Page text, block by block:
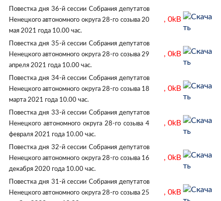
Повестка дня 36-й сессии Собрания депутатов
Ненецкого автономного округа 28-го созыва 20
мая 2021 года 10.00 час.
, 0kB
Повестка дня 35-й сессии Собрания депутатов
Ненецкого автономного округа 28-го созыва 29
апреля 2021 года 10.00 час.
, 0kB
Повестка дня 34-й сессии Собрания депутатов
Ненецкого автономного округа 28-го созыва 18
марта 2021 года 10.00 час.
, 0kB
Повестка дня 33-й сессии Собрания депутатов
Ненецкого автономного округа 28-го созыва 4
февраля 2021 года 10.00 час.
, 0kB
Повестка дня 32-й сессии Собрания депутатов
Ненецкого автономного округа 28-го созыва 16
декабря 2020 года 10.00 час.
, 0kB
Повестка дня 31-й сессии Собрания депутатов
Ненецкого автономного округа 28-го созыва 25
, 0kB